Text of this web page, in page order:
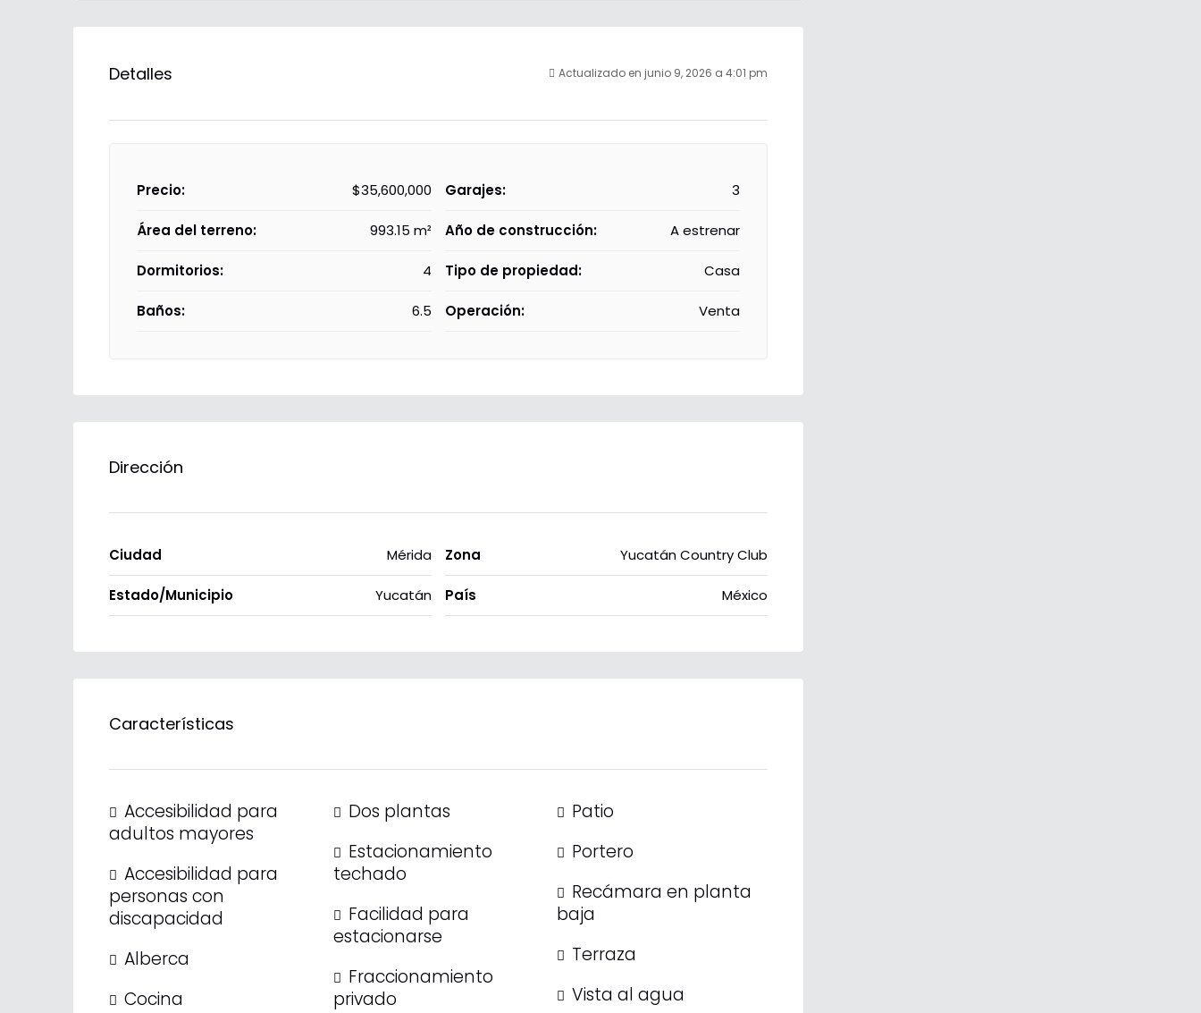
Detalles Actualizado en junio 9, 2026 a 4:01 pm
Precio: $35,600,000
Área del terreno: 993.15 m²
Dormitorios: 4
Baños: 6.5
Garajes: 3
Año de construcción: A estrenar
Tipo de propiedad: Casa
Operación: Venta
Dirección
Ciudad Mérida
Estado/Municipio Yucatán
Zona Yucatán Country Club
País México
Características
Accesibilidad para
adultos mayores
Accesibilidad para
personas con
discapacidad
Alberca
Cocina
Dos plantas
Estacionamiento
techado
Facilidad para
estacionarse
Fraccionamiento
privado
Patio
Portero
Recámara en planta
baja
Terraza
Vista al agua